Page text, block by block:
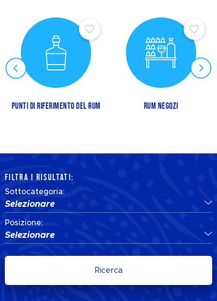
PUNTI DI RIFERIMENTO DEL RUM RUM NEGOZI
FILTRA I RISULTATI:
Sottocategoria:
Selezionare
Posizione:
Selezionare
Ricerca